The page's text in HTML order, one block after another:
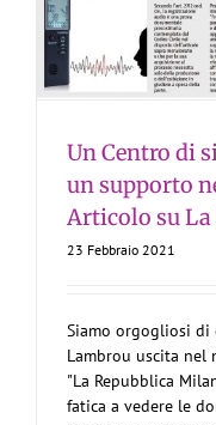
Un Centro di
un supporto
Articolo su
23 Febbraio 2021
Siamo orgogliosi di
Lambrou uscita nel
"La Repubblica
fatica a vedere le